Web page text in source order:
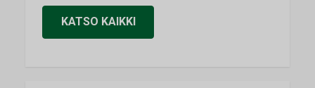
KATSO KAIKKI